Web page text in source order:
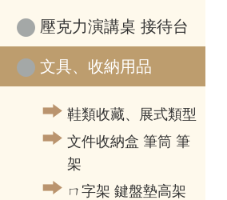
壓克力演講桌 接待台
文具、收納用品
鞋類收藏、展式類型
文件收納盒 筆筒 筆
架
ㄇ字架 鍵盤墊高架